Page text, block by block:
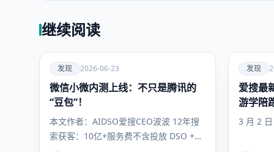
继续阅读
爱
发现
发现 2026-06-23
微信小微内测上线：不只是腾讯的
“豆包”！
本文作者：AIDSO爱搜CEO波波 12年搜
索获客：10亿+服务费不含投放 DSO +
爱
发现
发现
爱搜最
游学陪
你抢占
3 月 2